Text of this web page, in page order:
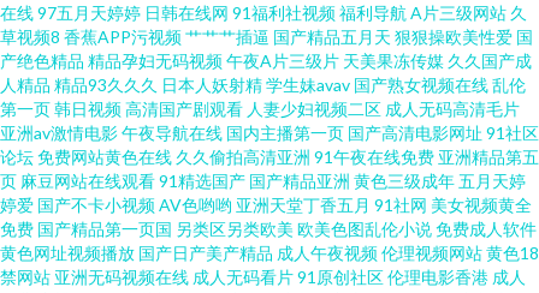
资源总站 午夜试看三分钟 午夜黄色网 91大神精品在线 97色色日韩 超碰在线
国产 豆花在线免费 日韩无码下载 91色软件 国产成人性爱午夜 欧美性爱二三
四区 香蕉视频黄在线 成人电影91 欧美欧美 91视频最新链接 三级全黄网站版
影音先锋黑丝高跟 韩国A片无码 日本一道久久 www人人操 福利社午夜剧场
精品毛片 麻豆精品69 欧美成年视频 人人操热超碰 日韩色欧 丝袜av导航 伪娘
在线97五月天婷婷 日韩在线网 91福利社视频福利导航 A片三级网站 久
草视频8 香蕉APP污视频艹艹艹插逼 国产精品五月天 狠狠操欧美性爱 国
产绝色精品 精品孕妇无码视频午夜A片三级片 天美果冻传媒 久久国产成
人精品 精品93久久久 日本人妖射精学生妹avav 国产熟女视频在线乱伦
第一页韩日视频高清国产剧观看 人妻少妇视频二区 成人无码高清毛片
亚洲av激情电影午夜导航在线 国内主播第一页 国产高清电影网址 91社区
论坛免费网站黄色在线 久久偷拍高清亚洲 91午夜在线免费 亚洲精品第五
页 麻豆网站在线观看91精选国产 国产精品亚洲 黄色三级成年五月天婷
婷爱 国产不卡小视频AV色哟哟 亚洲天堂丁香五月 91社网 美女视频黄全
免费 国产精品第一页国 另类区另类欧美 欧美色图乱伦小说免费成人软件
黄色网址视频播放 国产日产美产精品 成人午夜视频伦理视频网站黄色18
禁网站 亚洲无码视频在线 成人无码看片91原创社区伦理电影香港 成人